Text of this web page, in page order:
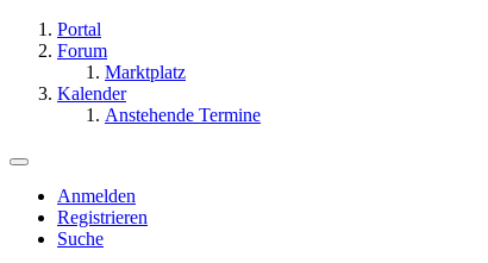
Portal
Forum
Marktplatz
Kalender
Anstehende Termine
Anmelden
Registrieren
Suche